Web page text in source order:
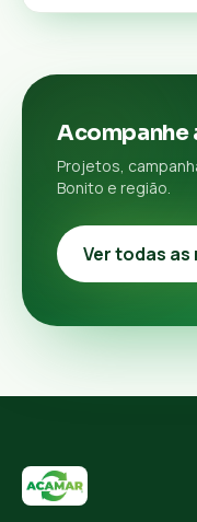
Acompanhe
Projetos,
Bonito e região.
Ver todas